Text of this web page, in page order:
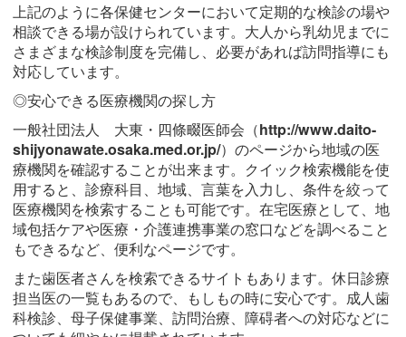
上記のように各保健センターにおいて定期的な検診の場や
相談できる場が設けられています。大人から乳幼児までに
さまざまな検診制度を完備し、必要があれば訪問指導にも
対応しています。
◎安心できる医療機関の探し方
一般社団法人 大東・四條畷医師会（http://www.daito-
shijyonawate.osaka.med.or.jp/）のページから地域の医
療機関を確認することが出来ます。クイック検索機能を使
用すると、診療科目、地域、言葉を入力し、条件を絞って
医療機関を検索することも可能です。在宅医療として、地
域包括ケアや医療・介護連携事業の窓口などを調べること
もできるなど、便利なページです。
また歯医者さんを検索できるサイトもあります。休日診療
担当医の一覧もあるので、もしもの時に安心です。成人歯
科検診、母子保健事業、訪問治療、障碍者への対応などに